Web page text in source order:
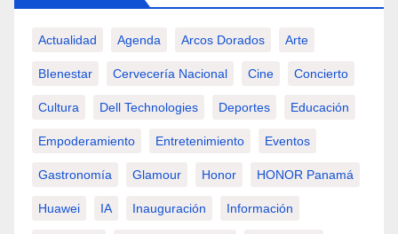
Actualidad Agenda Arcos Dorados Arte
BIenestar Cervecería Nacional Cine Concierto
Cultura Dell Technologies Deportes Educación
Empoderamiento Entretenimiento Eventos
Gastronomía Glamour Honor HONOR Panamá
Huawei IA Inauguración Información